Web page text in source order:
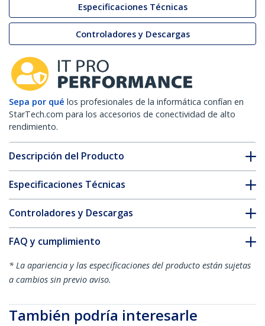
Especificaciones Técnicas
Controladores y Descargas
Sepa por qué los profesionales de la informática confían en
StarTech.com para los accesorios de conectividad de alto
rendimiento.
Descripción del Producto
Especificaciones Técnicas
Controladores y Descargas
FAQ y cumplimiento
* La apariencia y las especificaciones del producto están sujetas
a cambios sin previo aviso.
También podría interesarle